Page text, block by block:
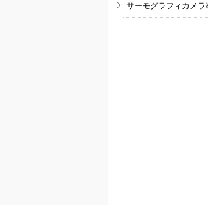
サーモグラフィカメ